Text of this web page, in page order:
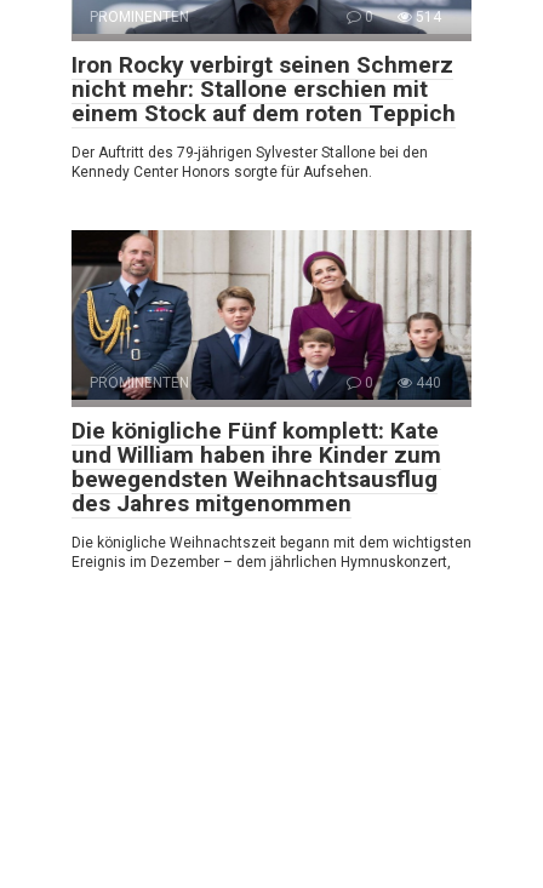
PROMINENTEN 0 514
Iron Rocky verbirgt seinen Schmerz
nicht mehr: Stallone erschien mit
einem Stock auf dem roten Teppich
Der Auftritt des 79-jährigen Sylvester Stallone bei den
Kennedy Center Honors sorgte für Aufsehen.
PROMINENTEN 0 440
Die königliche Fünf komplett: Kate
und William haben ihre Kinder zum
bewegendsten Weihnachtsausflug
des Jahres mitgenommen
Die königliche Weihnachtszeit begann mit dem wichtigsten
Ereignis im Dezember – dem jährlichen Hymnuskonzert,